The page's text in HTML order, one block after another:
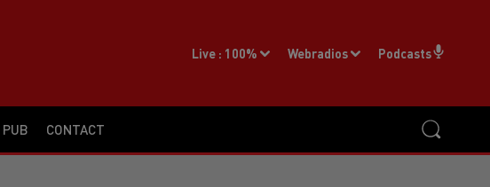
CONTACT
Live : 100% Webradios Podcasts